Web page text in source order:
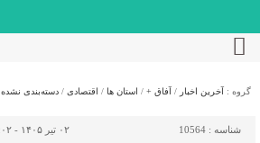
گروه : آخرین اخبار / آفاق + / استان ها / اقتصادی / دسته‌بندی نشده
شناسه : 10564 ۰۲ تیر ۱۴۰۵ - ۱۶:۰۲